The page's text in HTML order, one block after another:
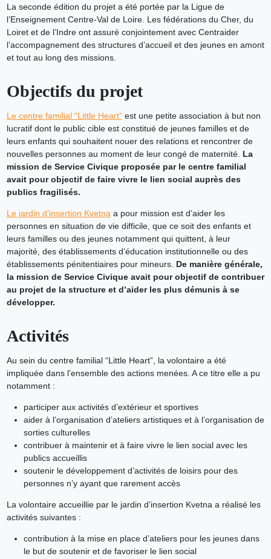
La seconde édition du projet a été portée par la Ligue de
l’Enseignement Centre-Val de Loire. Les fédérations du Cher, du
Loiret et de l’Indre ont assuré conjointement avec Centraider
l’accompagnement des structures d’accueil et des jeunes en amont
et tout au long des missions.
Objectifs du projet
Le centre familial “Little Heart”est une petite association à but non
lucratif dont le public cible est constitué de jeunes familles et de
leurs enfants qui souhaitent nouer des relations et rencontrer de
nouvelles personnes au moment de leur congé de maternité. La
mission de Service Civique proposée par le centre familial
avait pour objectif de faire vivre le lien social auprès des
publics fragilisés.
Le jardin d’insertion Kvetna a pour mission est d’aider les
personnes en situation de vie difficile, que ce soit des enfants et
leurs familles ou des jeunes notamment qui quittent, à leur
majorité, des établissements d’éducation institutionnelle ou des
établissements pénitentiaires pour mineurs. De manière générale,
la mission de Service Civique avait pour objectif de contribuer
au projet de la structure et d’aider les plus démunis à se
développer.
Activités
Au sein du centre familial “Little Heart”, la volontaire a été
impliquée dans l’ensemble des actions menées. A ce titre elle a pu
notamment :
participer aux activités d’extérieur et sportives
aider à l’organisation d’ateliers artistiques et à l’organisation de
sorties culturelles
contribuer à maintenir et à faire vivre le lien social avec les
publics accueillis
soutenir le développement d’activités de loisirs pour des
personnes n’y ayant que rarement accès
La volontaire accueillie par le jardin d’insertion Kvetna a réalisé les
activités suivantes :
contribution à la mise en place d’ateliers pour les jeunes dans
le but de soutenir et de favoriser le lien social